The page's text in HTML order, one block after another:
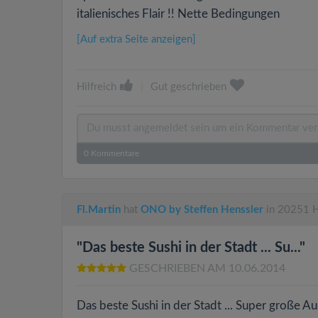
italienisches Flair !! Nette Bedingungen
[Auf extra Seite anzeigen]
Hilfreich Gut geschrieben
0 Kommentare
Fl.Martin hat ONO by Steffen Henssler in 20251
"Das beste Sushi in der Stadt ... Su..."
GESCHRIEBEN AM 10.06.2014
Das beste Sushi in der Stadt ... Super große